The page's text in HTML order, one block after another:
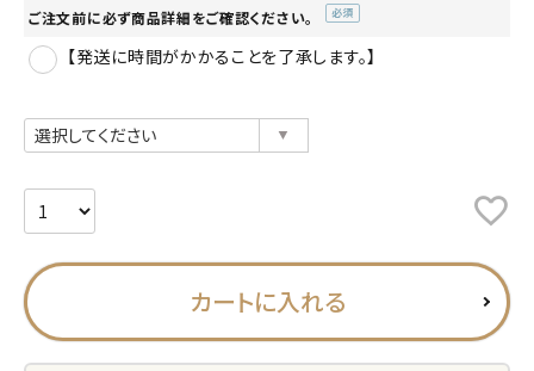
ACCOUNT MENU
ようこそ ゲスト 様
meeting_room ログイン 会員登録
公式 デコ部 公式 公式
ご注文前に必ず商品詳細をご確認ください。
須)
【発送に時間がかかることを了承します。】
カートに入れる